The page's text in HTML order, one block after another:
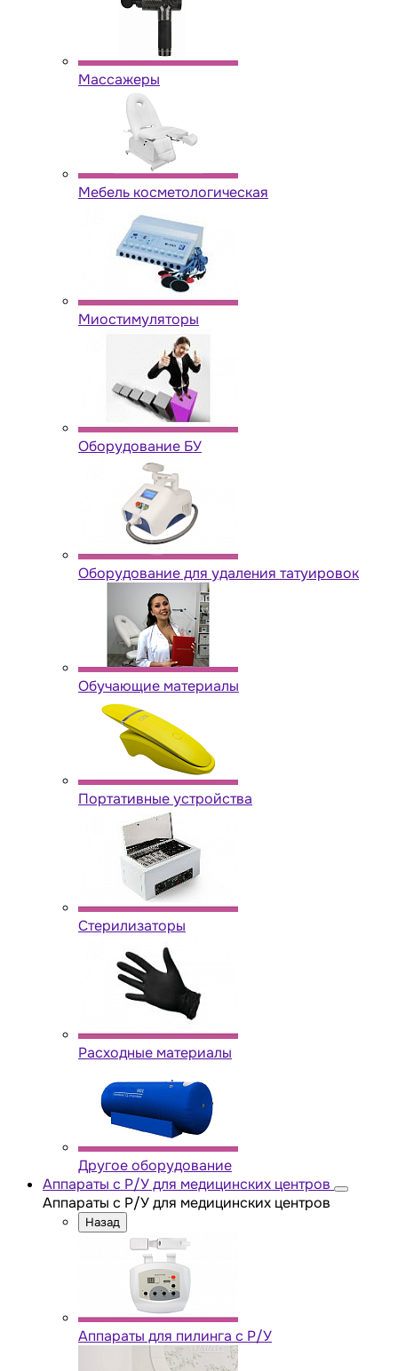
Массажеры
Мебель косметологическая
Миостимуляторы
Оборудование БУ
Оборудование для удаления татуировок
Обучающие материалы
Портативные устройства
Стерилизаторы
Расходные материалы
Другое оборудование
Аппараты с Р/У для медицинских центров
Аппараты с Р/У для медицинских центров
Назад
Аппараты для пилинга с Р/У